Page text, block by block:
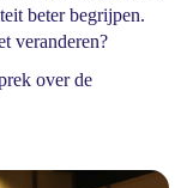
beter begrijpen.
veranderen?
over de